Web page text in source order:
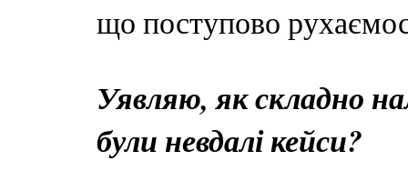
що поступово
Уявляю, як складно
були невдалі кейси?